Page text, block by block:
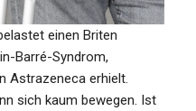
einen Briten
Barré-Syndrom,
Astrazeneca erhielt.
sich kaum bewegen. Ist